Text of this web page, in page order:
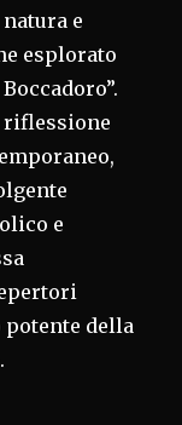
e
esplorato
riflessione
e
potente della